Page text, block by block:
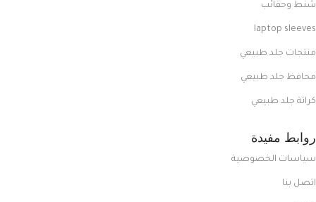
شنط وحقائب
laptop sleeves
منتجات جلد طبيعي
محافظ جلد طبيعي
كراتة جلد طبيعي
روابط مفيدة
سياسات الخصوصية
اتصل بنا